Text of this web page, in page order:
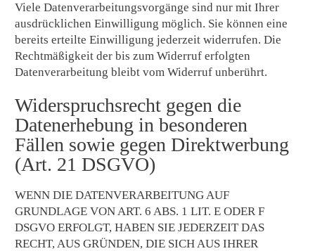
Viele Datenverarbeitungsvorgänge sind nur mit Ihrer
ausdrücklichen Einwilligung möglich. Sie können eine
bereits erteilte Einwilligung jederzeit widerrufen. Die
Rechtmäßigkeit der bis zum Widerruf erfolgten
Datenverarbeitung bleibt vom Widerruf unberührt.
Widerspruchsrecht gegen die
Datenerhebung in besonderen
Fällen sowie gegen Direktwerbung
(Art. 21 DSGVO)
WENN DIE DATENVERARBEITUNG AUF
GRUNDLAGE VON ART. 6 ABS. 1 LIT. E ODER F
DSGVO ERFOLGT, HABEN SIE JEDERZEIT DAS
RECHT, AUS GRÜNDEN, DIE SICH AUS IHRER